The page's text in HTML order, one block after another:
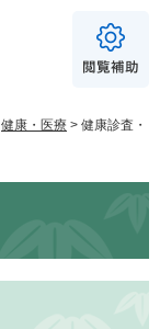
健康・医療 > 健康診査・